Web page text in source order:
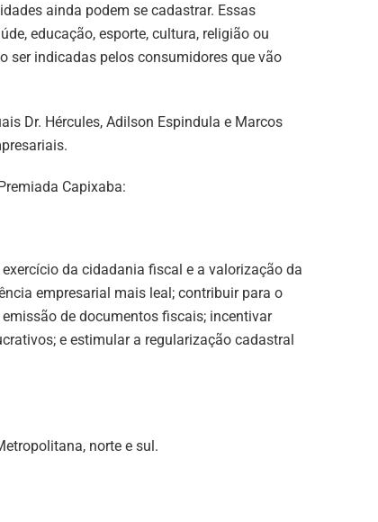
ainda podem se cadastrar. Essas
educação, esporte, cultura, religião ou
ser indicadas pelos consumidores que vão
Dr. Hércules, Adilson Espindula e Marcos
Capixaba:
da cidadania fiscal e a valorização da
empresarial mais leal; contribuir para o
de documentos fiscais; incentivar
e estimular a regularização cadastral
norte e sul.